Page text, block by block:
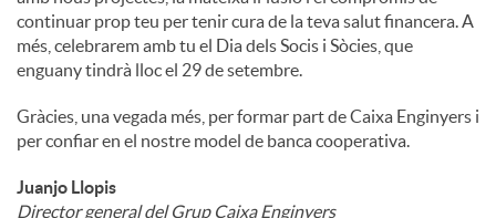
continuar prop teu per tenir cura de la teva salut financera. A
més, celebrarem amb tu el Dia dels Socis i Sòcies, que
enguany tindrà lloc el 29 de setembre.
Gràcies, una vegada més, per formar part de Caixa Enginyers i
per confiar en el nostre model de banca cooperativa.
Juanjo Llopis
Director general del Grup Caixa Enginyers